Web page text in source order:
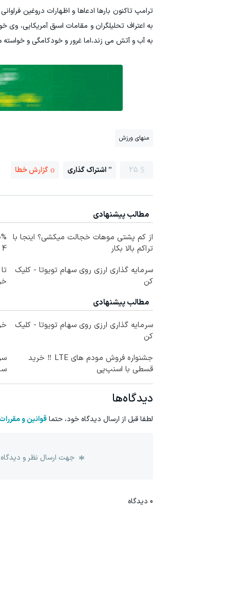
ترامپ تاکنون بارها ادعاها و اظهارات دروغین
به اعتراف تحلیلگران و مقامات اسبق آمریکایی، وی
به آب و آتش می زند،‌اما غرور و خودکامگی و خواسته
منهای ورزش
25 اشتراک گذاری گزارش خطا
مطالب پیشنهادی
از کم پشتی موهات خجالت میکشی؟ اینجا با
تراکم بالا بکار
4 قسط
سرمایه گذاری ارزی روی سهام تویوتا - کلیک
کن
مطالب پیشنهادی
سرمایه گذاری ارزی روی سهام تویوتا - کلیک
کن
جشنواره فروش مودم های LTE ‼️ خرید
قسطی با اسنپ‌پی
دیدگاه‌ها
لطفا قبل از ارسال دیدگاه خود، حتماقوانین و مقررات
جهت ارسال نظر و
0 دیدگاه